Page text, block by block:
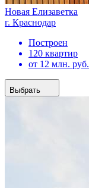
Новая Елизаветка
г. Краснодар
Построен
120 квартир
от 12 млн. руб.
Выбрать